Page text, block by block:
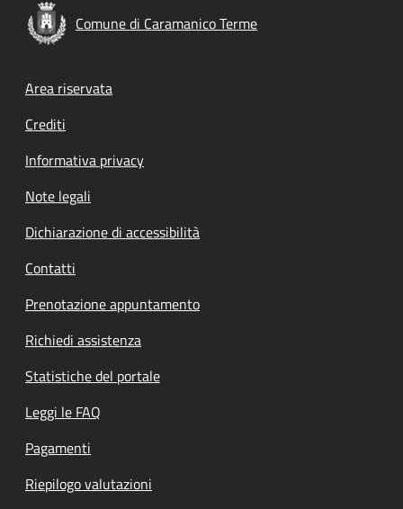
Comune di Caramanico Terme
Footer menu
Area riservata
Crediti
Informativa privacy
Note legali
Dichiarazione di accessibilità
Contatti
Prenotazione appuntamento
Richiedi assistenza
Statistiche del portale
Leggi le FAQ
Pagamenti
Riepilogo valutazioni